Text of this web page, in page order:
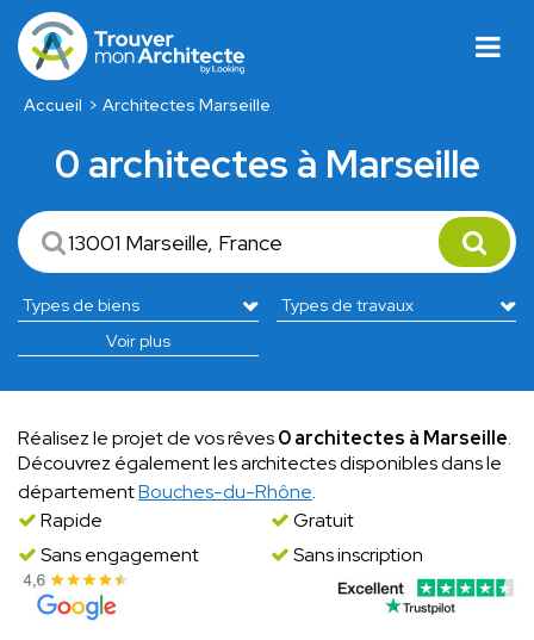
Accueil Architectes Marseille
0 architectes à Marseille
Voir plus
Réalisez le projet de vos rêves0 architectes à Marseille.
Découvrez également les architectes disponibles dans le
départementBouches-du-Rhône.
Rapide
Gratuit
Sans engagement
Sans inscription